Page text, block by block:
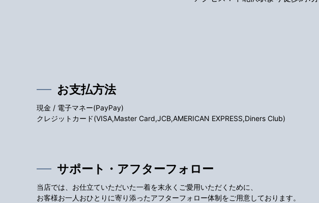
お支払方法
現金 / 電子マネー(PayPay)
クレジットカード(VISA,Master Card,JCB,AMERICAN EXPRESS,Diners Club)
サポート・アフターフォロー
当店では、お仕立ていただいた一着を末永くご愛用いただくために、
お客様お一人おひとりに寄り添ったアフターフォロー体制をご用意しております。